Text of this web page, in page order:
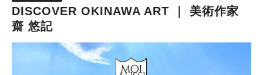
DISCOVER OKINAWA ART ｜ 美術作家
齋 悠記